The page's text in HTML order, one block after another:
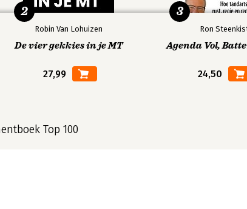
Robin Van Lohuizen
De vier gekkies in je MT
27,99
2
Ron
Agenda Vol,
24,50
3
Top 100